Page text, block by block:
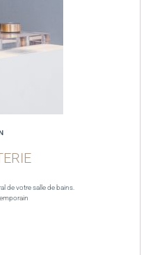
de votre salle de bains.